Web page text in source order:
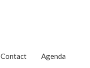
Contact Agenda